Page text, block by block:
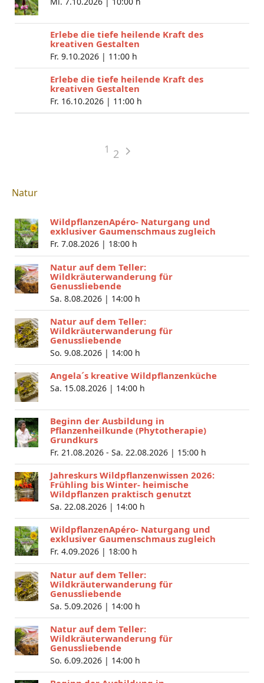
Erlebe die tiefe heilende Kraft des
kreativen Gestalten
Fr. 9.10.2026 | 11:00 h
Erlebe die tiefe heilende Kraft des
kreativen Gestalten
Fr. 16.10.2026 | 11:00 h
1 2
Natur
WildpflanzenApéro- Naturgang und
exklusiver Gaumenschmaus zugleich
Fr. 7.08.2026 | 18:00 h
Natur auf dem Teller:
Wildkräuterwanderung für
Genussliebende
Sa. 8.08.2026 | 14:00 h
Natur auf dem Teller:
Wildkräuterwanderung für
Genussliebende
So. 9.08.2026 | 14:00 h
Angela´s kreative Wildpflanzenküche
Sa. 15.08.2026 | 14:00 h
Beginn der Ausbildung in
Pflanzenheilkunde (Phytotherapie)
Grundkurs
Fr. 21.08.2026 - Sa. 22.08.2026 | 15:00 h
Jahreskurs Wildpflanzenwissen 2026:
Frühling bis Winter- heimische
Wildpflanzen praktisch genutzt
Sa. 22.08.2026 | 14:00 h
WildpflanzenApéro- Naturgang und
exklusiver Gaumenschmaus zugleich
Fr. 4.09.2026 | 18:00 h
Natur auf dem Teller:
Wildkräuterwanderung für
Genussliebende
Sa. 5.09.2026 | 14:00 h
Natur auf dem Teller:
Wildkräuterwanderung für
Genussliebende
So. 6.09.2026 | 14:00 h